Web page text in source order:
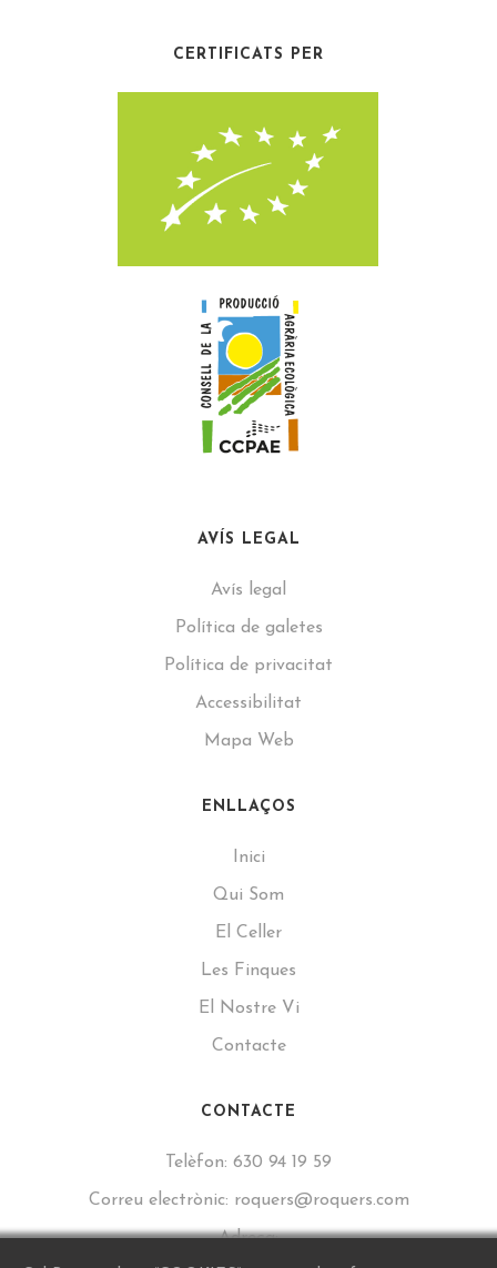
CERTIFICATS PER
AVÍS LEGAL
Avís legal
Política de galetes
Política de privacitat
Accessibilitat
Mapa Web
ENLLAÇOS
Inici
Qui Som
El Celler
Les Finques
El Nostre Vi
Contacte
CONTACTE
Telèfon: 630 94 19 59
Correu electrònic: roquers@roquers.com
Adreça: